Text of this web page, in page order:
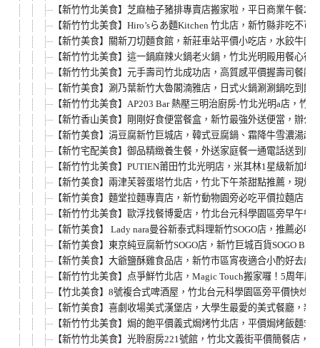
【新竹竹北美食】芝麻柚子豬排專賣店搬家啦，平日商業午餐
【新竹竹北美食】Hiro’sらあ麵Kitchen 竹北店，新竹縣非吃不
【新竹美食】關新刀切麵食館，新莊車站平價小吃店，水餃牛
【新竹竹北美食】這一鍋麻辣火鍋老火鍋，竹北光明殿用餐心
【新竹竹北美食】元手壽司竹北成功店，高質感平價握壽司餐
【新竹美食】涮乃葉新竹大魯閣湳雅店，日式火鍋涮涮鍋吃到
【新竹竹北美食】AP203 Bar 熱壓三明治廚房-竹北光明a店，
【新竹香山美食】剛剛好食便當餐盒，新竹最強外送便當，辦
【新竹美食】涓豆腐新竹巨城店，韓式豆腐鍋、霜降牛雪濃湯
【新竹宅配美食】御品精緻養生餐，外送家庭餐一通電話送到
【新竹竹北美食】PUTIEN莆田竹北光明店，米其林1星級新加
【新竹美食】兩津芙蓉蛋塔竹北店，竹北下午茶甜點推薦，現
【新竹美食】麵堂拉麵專賣店，新竹動物園旁必吃平價拉麵店
【新竹竹北美食】歐浮找餐博愛店，竹北台元科學園區旁早午
【新竹美食】 Lady nara曼谷新泰式料理新竹SOGO店，推薦必
【新竹美食】東京純豆腐新竹SOGO店，新竹巨城百貨SOGO
【新竹美食】大爺鹽酥雞食品店，新竹市區宵夜適合小酌好去
【新竹竹北美食】点爭鮮竹北店，Magic Touch搬家囉！5周年
【竹北美食】8號複合式啤酒屋，竹北台元科學園區旁平價快炒
【新竹美食】喜劇收場美式漢堡店，大學生最愛的美式餐廳，
【新竹竹北美食】焗的飽平價義式焗烤竹北店，平價焗烤飯麵
【新竹竹北美食】光聆廚房221號館，竹北文義街平價簡餐店，